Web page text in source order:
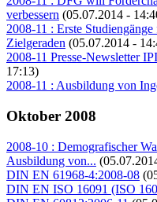
verbessern (05.07.2014 -
2008-11 : Erste
Zielgeraden (05.07.2014 -
2008-11 Presse-Newsletter
17:13)
2008-11 : Ausbildung von
Oktober 2008
2008-10 : Demografischer
Ausbildung von...
DIN EN 61968-4:2008-08
DIN EN ISO 16091 (ISO